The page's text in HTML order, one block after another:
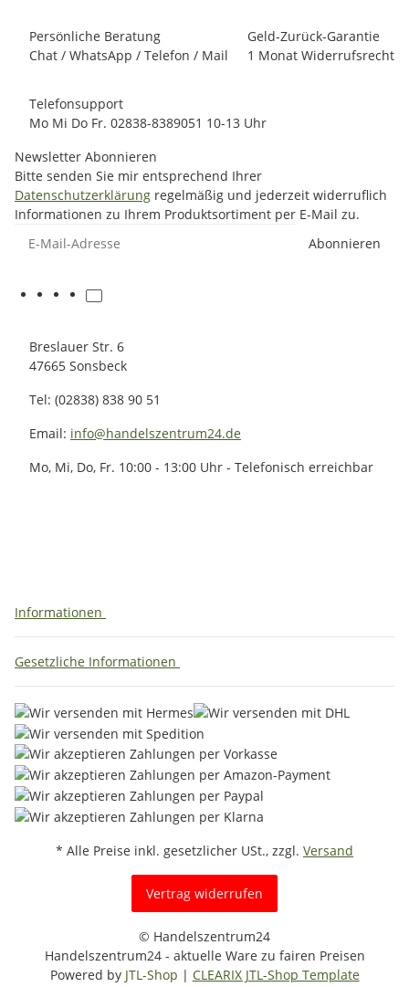
Persönliche Beratung
Chat / WhatsApp / Telefon / Mail
Geld-Zurück-Garantie
1 Monat Widerrufsrecht
Telefonsupport
Mo Mi Do Fr. 02838-8389051 10-13 Uhr
Newsletter Abonnieren
Bitte senden Sie mir entsprechend Ihrer
Datenschutzerklärung regelmäßig und jederzeit widerruflich
Informationen zu Ihrem Produktsortiment per E-Mail zu.
Abonnieren
Breslauer Str. 6
47665 Sonsbeck
Tel: (02838) 838 90 51
Email: info@handelszentrum24.de
Mo, Mi, Do, Fr. 10:00 - 13:00 Uhr - Telefonisch erreichbar
Informationen
Gesetzliche Informationen
* Alle Preise inkl. gesetzlicher USt., zzgl. Versand
Vertrag widerrufen
© Handelszentrum24
Handelszentrum24 - aktuelle Ware zu fairen Preisen
Powered by JTL-Shop | CLEARIX JTL-Shop Template